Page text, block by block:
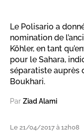
Le Polisario a
nomination de
Köhler, en tant
pour le Sahara,
séparatiste auprès
Boukhari.
Par Ziad Alami
Le 21/04/2017 à 12h08